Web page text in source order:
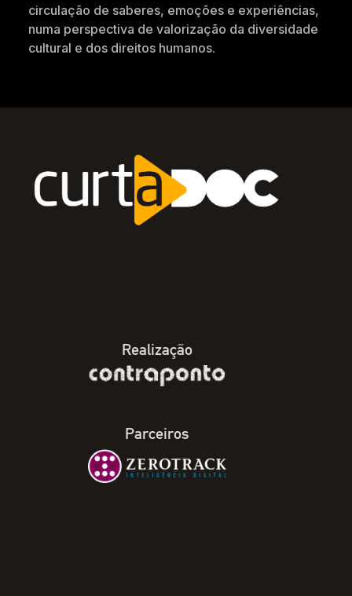
circulação de saberes, emoções e experiências,
numa perspectiva de valorização da diversidade
cultural e dos direitos humanos.
Realização
Parceiros